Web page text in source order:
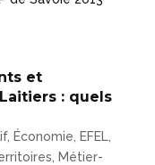
et
: quels
, Économie EFEL
Métier-